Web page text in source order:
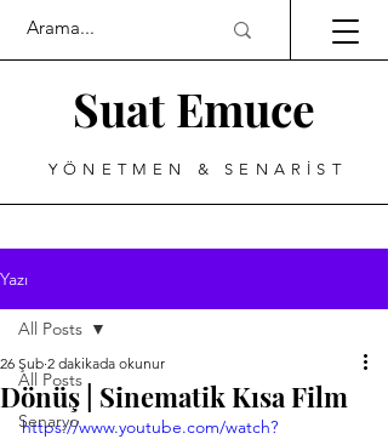
Suat Emuce
YÖNETMEN & SENARİST
Yazı
All Posts
Senaryo
All Posts
Dönüş | Sinematik Kısa Film
26 Şub 2 dakikada okunur
https://www.youtube.com/watch?